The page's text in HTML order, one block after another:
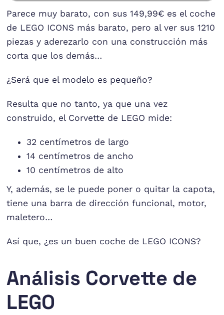
Parece muy barato, con sus 149,99€ es el coche
de LEGO ICONS más barato, pero al ver sus 1210
piezas y aderezarlo con una construcción más
corta que los demás…
¿Será que el modelo es pequeño?
Resulta que no tanto, ya que una vez
construido, el Corvette de LEGO mide:
32 centímetros de largo
14 centímetros de ancho
10 centímetros de alto
Y, además, se le puede poner o quitar la capota,
tiene una barra de dirección funcional, motor,
maletero…
Así que, ¿es un buen coche de LEGO ICONS?
Análisis Corvette de
LEGO